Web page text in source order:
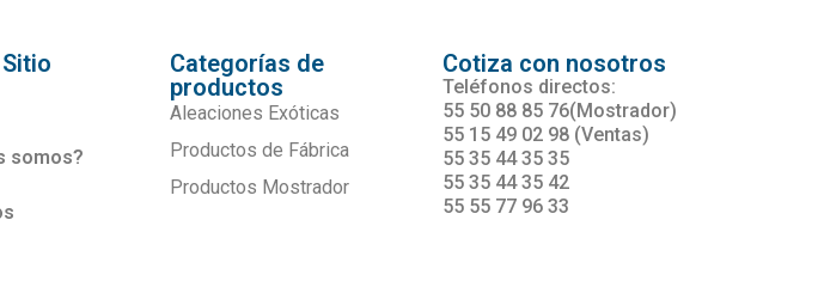
somos?
Categorías de
productos
Aleaciones Exóticas
Productos de Fábrica
Productos Mostrador
Cotiza con nosotros
Teléfonos directos:
55 50 88 85 76(Mostrador)
55 15 49 02 98 (Ventas)
55 35 44 35 35
55 35 44 35 42
55 55 77 96 33